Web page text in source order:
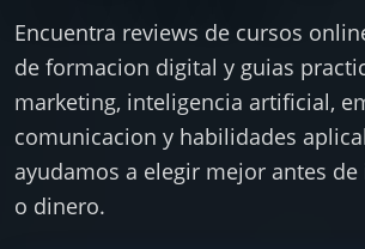
Encuentra reviews de cursos
de formacion digital y guias
marketing, inteligencia artificial,
comunicacion y habilidades
ayudamos a elegir mejor antes
o dinero.